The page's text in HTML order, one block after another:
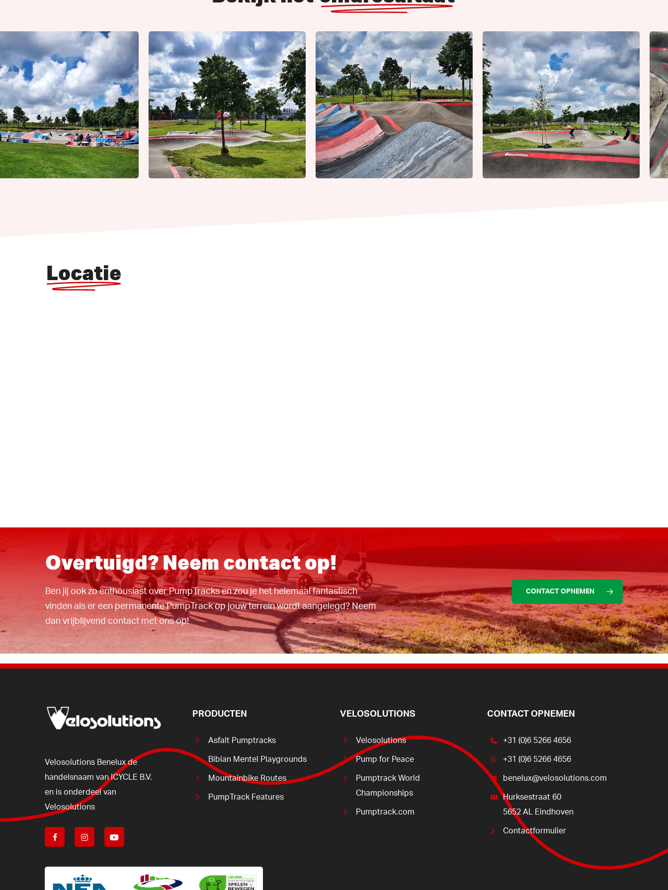
Locatie
Overtuigd? Neem contact op!
Ben jij ook zo enthousiast over PumpTracks en zou je het helemaal fantastisch
vinden als er een permanente PumpTrack op jouw terrein wordt aangelegd? Neem
dan vrijblijvend contact met ons op!
CONTACT OPNEMEN
Velosolutions Benelux de
handelsnaam van ICYCLE B.V.
en is onderdeel van
Velosolutions
PRODUCTEN
Asfalt Pumptracks
Bibian Mentel Playgrounds
Mountainbike Routes
PumpTrack Features
VELOSOLUTIONS
Velosolutions
Pump for Peace
Pumptrack World
Championships
Pumptrack.com
CONTACT OPNEMEN
+31 (0)6 5266 4656
+31 (0)6 5266 4656
benelux@velosolutions.com
Hurksestraat 60
5652 AL Eindhoven
Contactformulier